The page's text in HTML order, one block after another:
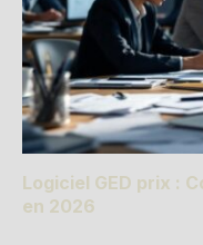
Logiciel GED prix :
en 2026